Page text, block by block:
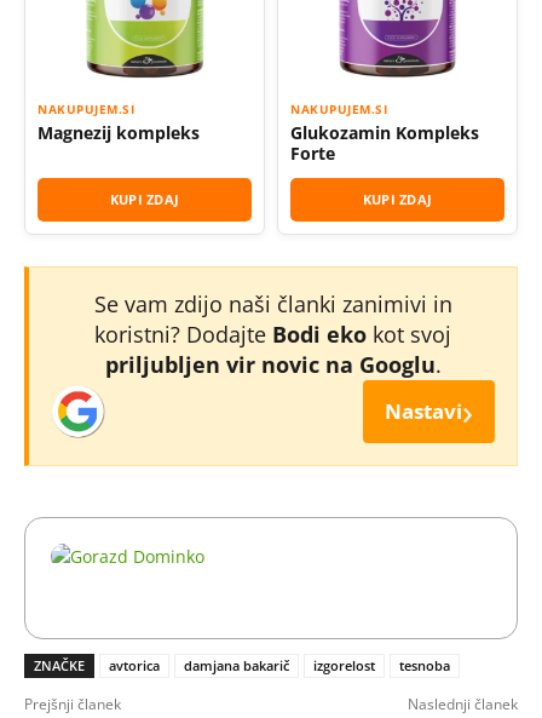
NAKUPUJEM.SI
Magnezij kompleks
KUPI ZDAJ
NAKUPUJEM.SI
Glukozamin Kompleks
Forte
KUPI ZDAJ
Se vam zdijo naši članki zanimivi in
koristni? Dodajte Bodi eko kot svoj
priljubljen vir novic na Googlu.
Nastavi›
ZNAČKE avtorica damjana bakarič izgorelost tesnoba
Prejšnji članek Naslednji članek